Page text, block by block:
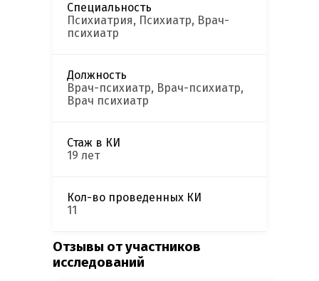
Специальность
Психиатрия, Психиатр, Врач-
психиатр
Должность
Врач-психиатр, Врач-психиатр,
Врач психиатр
Стаж в КИ
19 лет
Кол-во проведенных КИ
11
Отзывы от участников
исследований